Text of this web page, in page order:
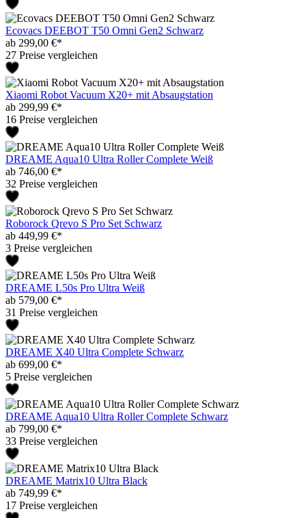
Ecovacs DEEBOT T50 Omni Gen2 Schwarz
ab 299,00 €*
27 Preise vergleichen
Xiaomi Robot Vacuum X20+ mit Absaugstation
ab 299,99 €*
16 Preise vergleichen
DREAME Aqua10 Ultra Roller Complete Weiß
ab 746,00 €*
32 Preise vergleichen
Roborock Qrevo S Pro Set Schwarz
ab 449,99 €*
3 Preise vergleichen
DREAME L50s Pro Ultra Weiß
ab 579,00 €*
31 Preise vergleichen
DREAME X40 Ultra Complete Schwarz
ab 699,00 €*
5 Preise vergleichen
DREAME Aqua10 Ultra Roller Complete Schwarz
ab 799,00 €*
33 Preise vergleichen
DREAME Matrix10 Ultra Black
ab 749,99 €*
17 Preise vergleichen